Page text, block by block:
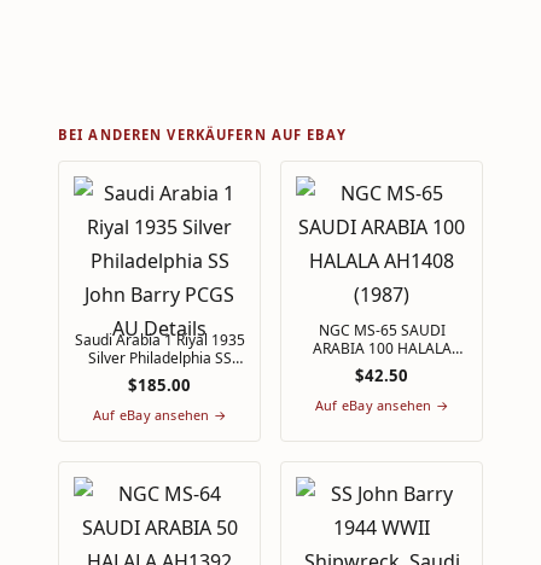
BEI ANDEREN VERKÄUFERN AUF EBAY
Saudi Arabia 1 Riyal 1935
Silver Philadelphia SS
John Barry PCGS AU
Details
$185.00
Auf eBay ansehen →
NGC MS-65 SAUDI
ARABIA 100 HALALA
AH1408 (1987)
$42.50
Auf eBay ansehen →